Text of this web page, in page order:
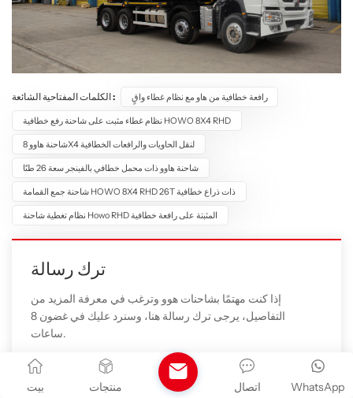
الكلمات المفتاحية الشائعة : رافعة خطافية من هاو مع نظام غطاء واقٍ
نظام غطاء مثبت على شاحنة رفع خطافية HOWO 8X4 RHD
شاحنة هاوو 8X4 لنقل الحاويات والرافعات الخطافية
شاحنة هاوو ذات محمل خطافي بالفينجر سعة 26 طنًا
شاحنة جمع القمامة HOWO 8X4 RHD 26T ذات ذراع خطافية
نظام تغطية شاحنة Howo RHD المثبتة على رافعة خطافية
ترك رسالة
إذا كنت مهتمًا بشاحنات هوو وترغب في معرفة المزيد من
التفاصيل، يرجى ترك رسالة هنا، وسنرد عليك في غضون 8
ساعات.
موضوع : رافعة خطافية من هاو مع نظام غطاء واقٍبيت منتجات WhatsApp اتصال